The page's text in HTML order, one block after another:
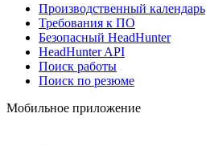
Производственный календарь
Требования к ПО
Безопасный HeadHunter
HeadHunter API
Поиск работы
Поиск по резюме
Мобильное приложение